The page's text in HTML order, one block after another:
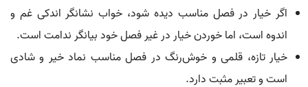
اگر خیار در فصل مناسب دیده شود، خواب نشانگر اندکی غم و
اندوه است، اما خوردن خیار در غیر فصل خود بیانگر ندامت است.
خیار تازه، قلمی و خوش‌رنگ در فصل مناسب نماد خیر و شادی
است و تعبیر مثبت دارد.